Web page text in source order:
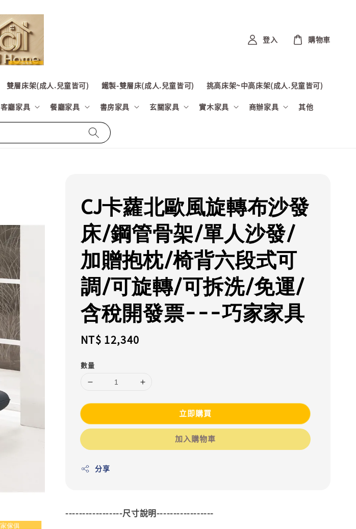
雙層床架(成人.兒童皆可) 鐵製-雙層床(成人.兒童皆可) 挑高床架~中高床架(成人.兒童皆可)
客廳家具 餐廳家具 書房家具 玄關家具 實木家具 商辦家具 其他
登入 購物車
CJ卡蘿北歐風旋轉布沙發
床/鋼管骨架/單人沙發/
加贈抱枕/椅背六段式可
調/可旋轉/可拆洗/免運/
含稅開發票---巧家家具
Regular
NT$ 12,340
數量
立即購買
加入購物車
分享
-----------------尺寸說明-----------------